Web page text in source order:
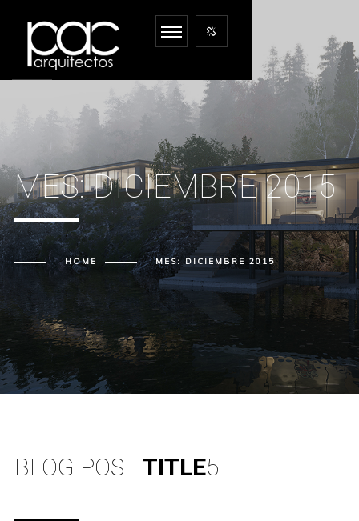
MES:DICIEMBRE 2015
HOME MES:DICIEMBRE 2015
BLOG POSTTITLE5